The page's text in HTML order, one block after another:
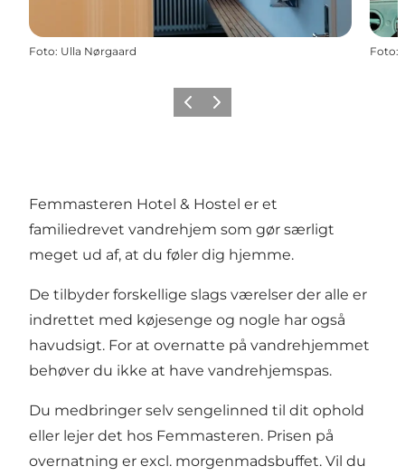
Foto: Ulla Nørgaard Foto:
ForrigeNæste
Femmasteren Hotel & Hostel er et
familiedrevet vandrehjem som gør særligt
meget ud af, at du føler dig hjemme.
De tilbyder forskellige slags værelser der alle er
indrettet med køjesenge og nogle har også
havudsigt. For at overnatte på vandrehjemmet
behøver du ikke at have vandrehjemspas.
Du medbringer selv sengelinned til dit ophold
eller lejer det hos Femmasteren. Prisen på
overnatning er excl. morgenmadsbuffet. Vil du